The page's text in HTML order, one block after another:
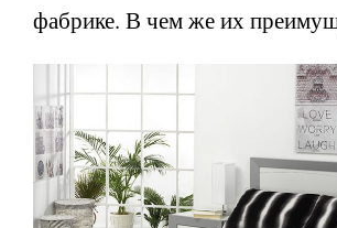
фабрике. В чем же их